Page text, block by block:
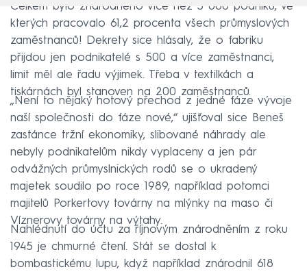
Celkem bylo znárodněno více než 3 000 podniků, ve
kterých pracovalo 61,2 procenta všech průmyslových
zaměstnanců! Dekrety sice hlásaly, že o fabriku
přijdou jen podnikatelé s 500 a více zaměstnanci,
limit měl ale řadu výjimek. Třeba v textilkách a
tiskárnách byl stanoven na 200 zaměstnanců.
„Není to nějaký hotový přechod z jedné fáze vývoje
naší společnosti do fáze nové,“ ujišťoval sice Beneš
zastánce tržní ekonomiky, slibované náhrady ale
nebyly podnikatelům nikdy vyplaceny a jen pár
odvážných průmyslnických rodů se o ukradený
majetek soudilo po roce 1989, například potomci
majitelů Porkertovy továrny na mlýnky na maso či
Víznerovy továrny na výtahy.
Nahlédnutí do účtu za říjnovým znárodněním z roku
1945 je chmurné čtení. Stát se dostal k
bombastickému lupu, když například znárodnil 618